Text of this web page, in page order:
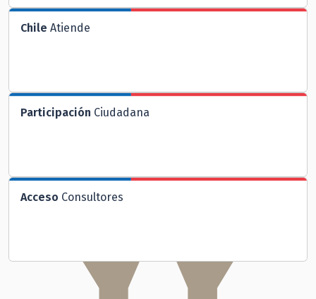
Chile Atiende
Participación Ciudadana
Acceso Consultores